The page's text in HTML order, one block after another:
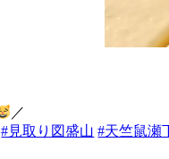
／
#見取り図盛山 #天竺鼠瀬